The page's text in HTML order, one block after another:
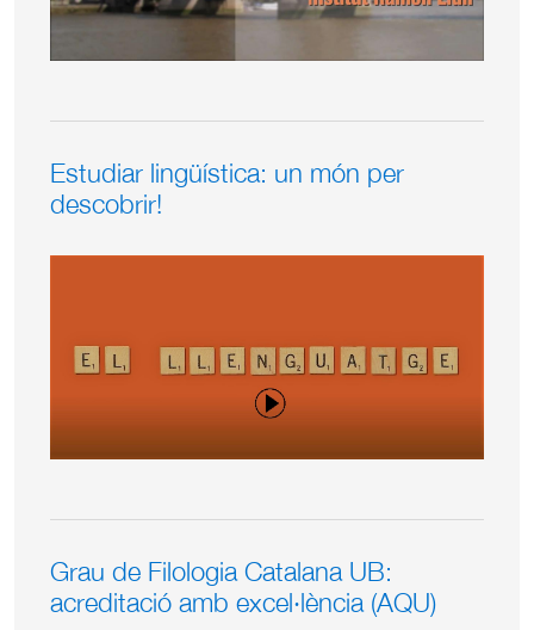
Estudiar lingüística: un món per
descobrir!
Grau de Filologia Catalana UB:
acreditació amb excel·lència (AQU)